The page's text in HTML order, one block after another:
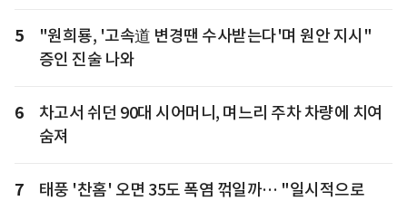
5
"원희룡, '고속道 변경땐 수사받는다'며 원안 지시"
증인 진술 나와
6
차고서 쉬던 90대 시어머니, 며느리 주차 차량에 치여
숨져
7
태풍 '찬홈' 오면 35도 폭염 꺾일까… "일시적으로